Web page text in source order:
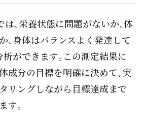
､栄養状態に問題がないか､体
､身体はバランスよく発達して
ができます｡ この測定結果に
成分の目標を明確に決めて､実
リングしながら目標達成まで
す｡